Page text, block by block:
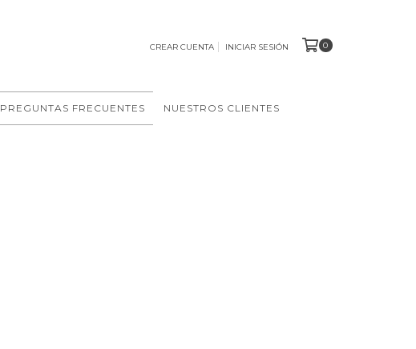
CREAR CUENTA INICIAR SESIÓN 0
PREGUNTAS FRECUENTES NUESTROS CLIENTES